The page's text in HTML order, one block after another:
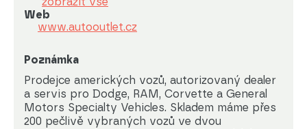
Web
www.autooutlet.cz
Poznámka
Prodejce amerických vozů, autorizovaný dealer
a servis pro Dodge, RAM, Corvette a General
Motors Specialty Vehicles. Skladem máme přes
200 pečlivě vybraných vozů ve dvou